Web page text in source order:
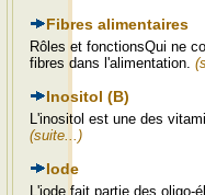
Fibres alimentaires
Rôles et fonctionsQui ne
fibres dans l'alimentation.
Inositol (B)
L'inositol est une des
(suite...)
Iode
L'iode fait partie des oligo-